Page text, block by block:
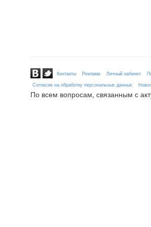
Контакты Реклама Личный кабинет
Согласие на обработку персональных данных
По всем вопросам, связанным с